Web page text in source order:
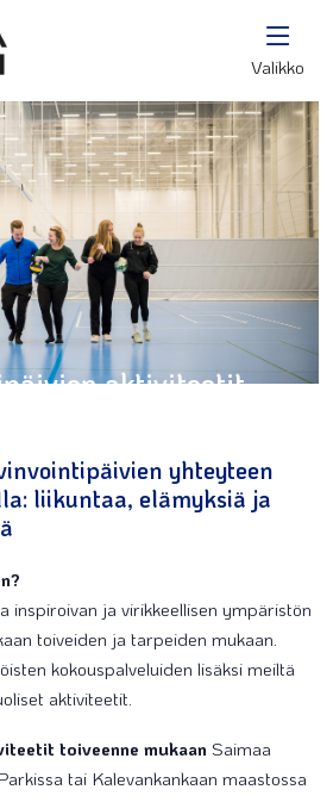
Valikko
aktiviteetit
yhteyteen
liikuntaa, elämyksiä ja
inspiroivan ja virikkeellisen ympäristön
toiveiden ja tarpeiden mukaan.
kokouspalveluiden lisäksi meiltä
aktiviteetit.
toiveenne mukaan Saimaa
tai Kalevankankaan maastossa